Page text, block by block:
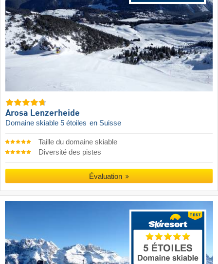
Arosa Lenzerheide
Domaine skiable 5 étoiles en Suisse
Taille du domaine skiable
Diversité des pistes
Évaluation